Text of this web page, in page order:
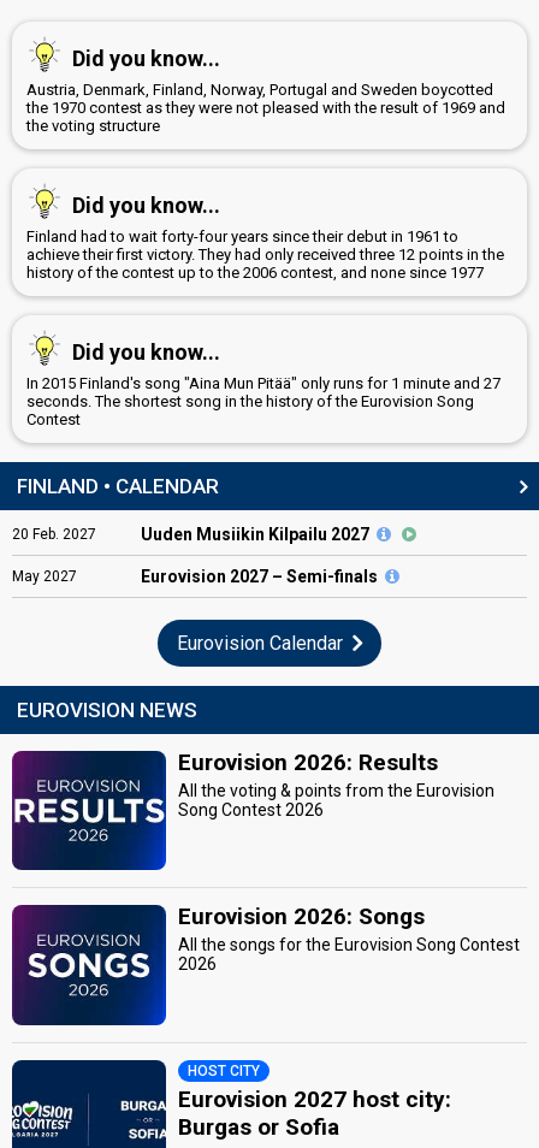
Did you know...
Austria, Denmark, Finland, Norway, Portugal and Sweden boycotted
the 1970 contest as they were not pleased with the result of 1969 and
the voting structure
Did you know...
Finland had to wait forty-four years since their debut in 1961 to
achieve their first victory. They had only received three 12 points in the
history of the contest up to the 2006 contest, and none since 1977
Did you know...
In 2015 Finland's song "Aina Mun Pitää" only runs for 1 minute and 27
seconds. The shortest song in the history of the Eurovision Song
Contest
FINLAND • CALENDAR
20 Feb. 2027 Uuden Musiikin Kilpailu 2027
May 2027 Eurovision 2027 – Semi-finals
Eurovision Calendar
EUROVISION NEWS
Eurovision 2026: Results
All the voting & points from the Eurovision
Song Contest 2026
Eurovision 2026: Songs
All the songs for the Eurovision Song Contest
2026
HOST CITY
Eurovision 2027 host city:
Burgas or Sofia